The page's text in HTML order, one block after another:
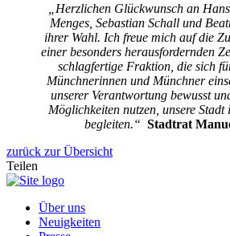
„Herzlichen Glückwunsch an
Menges, Sebastian Schall und
ihrer Wahl. Ich freue mich auf die
einer besonders herausfordernden
schlagfertige Fraktion, die sich
Münchnerinnen und Münchner
unserer Verantwortung bewusst
Möglichkeiten nutzen, unsere Stadt
begleiten.“ Stadtrat
zurück zur Übersicht
Teilen
Über uns
Neuigkeiten